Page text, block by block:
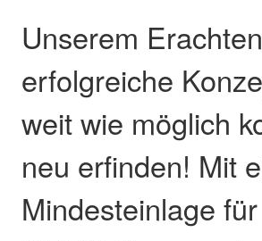
Unserem
erfolgreiche
weit wie möglich
neu erfinden! Mit
Mindesteinlage